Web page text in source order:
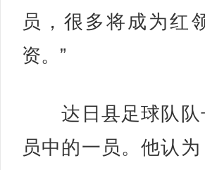
员，很多将成为红
资。”
达日县足球队队
员中的一员。他认